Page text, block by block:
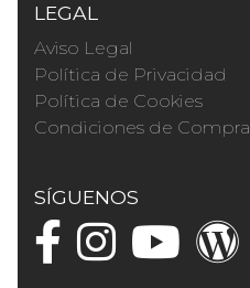
LEGAL
Aviso Legal
Política de Privacidad
Política de Cookies
Condiciones de Compra
SÍGUENOS